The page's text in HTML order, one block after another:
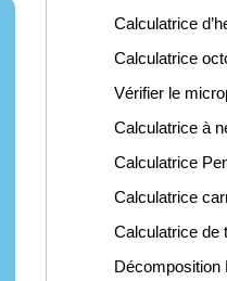
Calculatrice
Calculatrice
Vérifier le
Calculatrice à
Calculatrice
Calculatrice
Calculatrice de
Décomposition